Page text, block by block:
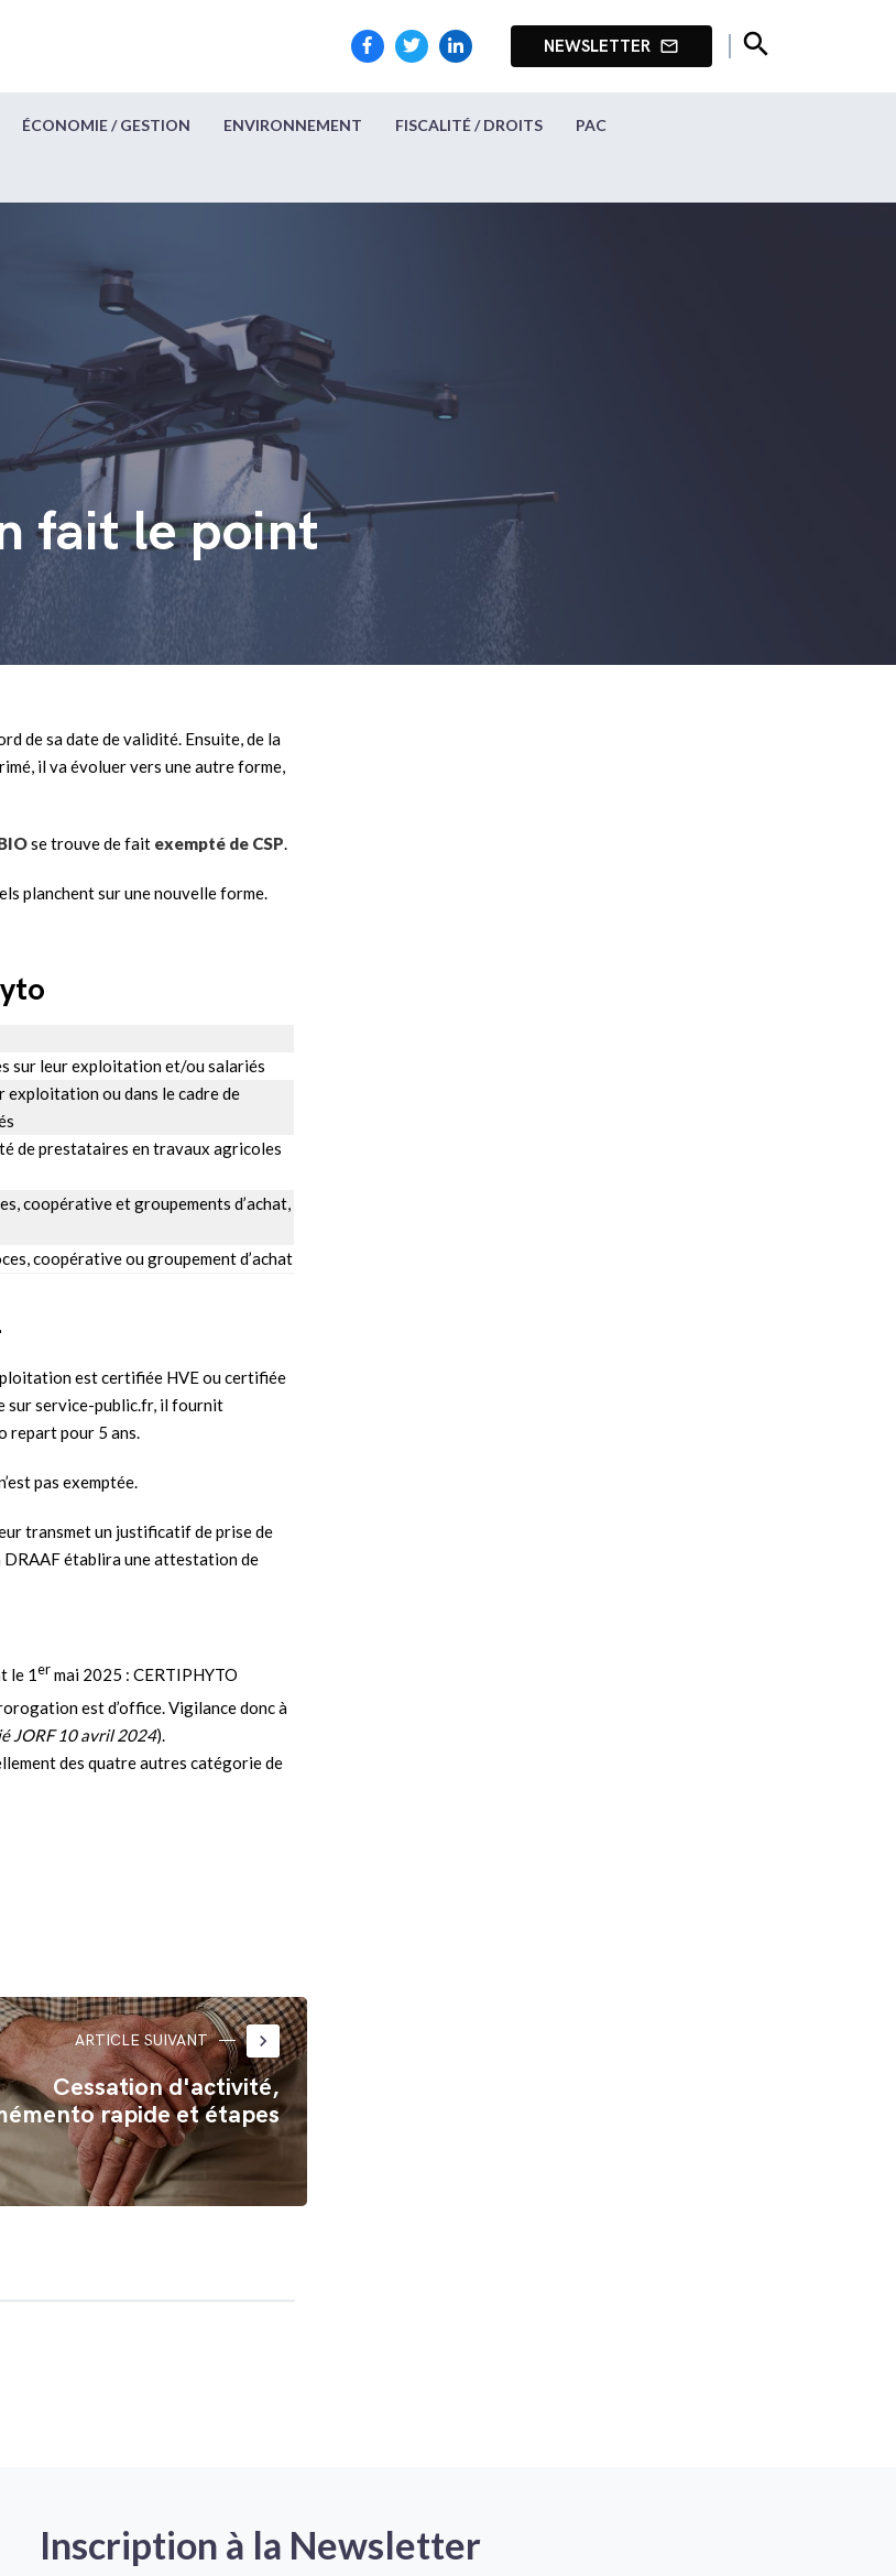
NEWSLETTER mail_outline search
ÉCONOMIE / GESTION ENVIRONNEMENT FISCALITÉ / DROITS PAC
fait le point
de sa date de validité. Ensuite, de la
il va évoluer vers une autre forme,
se trouve de fait exempté de CSP.
planchent sur une nouvelle forme.
sur leur exploitation et/ou salariés
exploitation ou dans le cadre de
de prestataires en travaux agricoles
coopérative et groupements d’achat,
coopérative ou groupement d’achat
est certifiée HVE ou certifiée
sur service-public.fr, il fournit
repart pour 5 ans.
pas exemptée.
transmet un justificatif de prise de
DRAAF établira une attestation de
le 1er mai 2025 : CERTIPHYTO
est d’office. Vigilance donc à
JORF 10 avril 2024).
des quatre autres catégorie de
ARTICLE SUIVANT keyboard_arrow_right
Cessation d'activité,
rapide et étapes
Inscription à la Newsletter